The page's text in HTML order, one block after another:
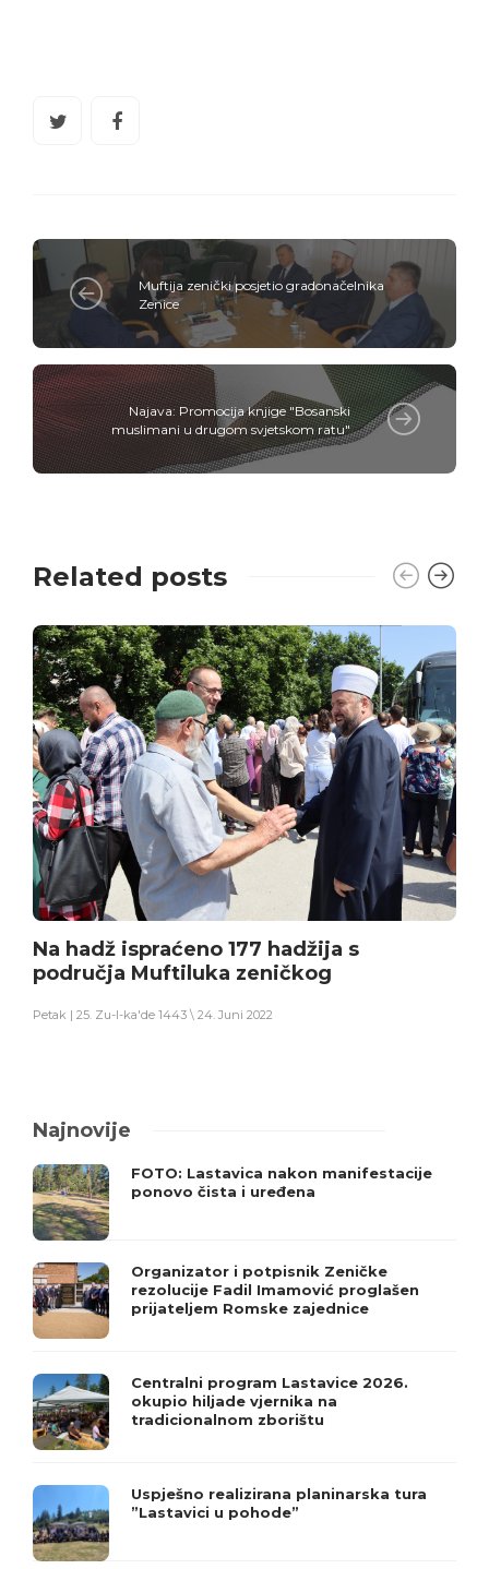
Muftija zenički posjetio gradonačelnika
Zenice
Najava: Promocija knjige "Bosanski
muslimani u drugom svjetskom ratu"
Related posts
Na hadž ispraćeno 177 hadžija s
područja Muftiluka zeničkog
Petak | 25. Zu-l-ka'de 1443 \ 24. Juni 2022
Najnovije
FOTO: Lastavica nakon manifestacije
ponovo čista i uređena
Organizator i potpisnik Zeničke
rezolucije Fadil Imamović proglašen
prijateljem Romske zajednice
Centralni program Lastavice 2026.
okupio hiljade vjernika na
tradicionalnom zborištu
Uspješno realizirana planinarska tura
”Lastavici u pohode”